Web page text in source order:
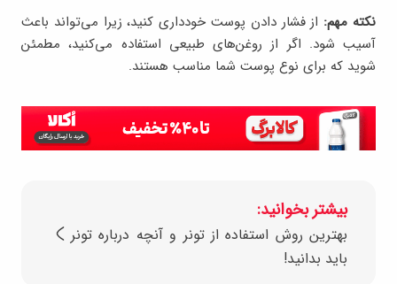
نکته مهم: از فشار دادن پوست خودداری کنید، زیرا می‌تواند باعث
آسیب شود. اگر از روغن‌های طبیعی استفاده می‌کنید، مطمئن
شوید که برای نوع پوست شما مناسب هستند.
بیشتر بخوانید:
بهترین روش استفاده از تونر و آنچه درباره تونر
باید بدانید!